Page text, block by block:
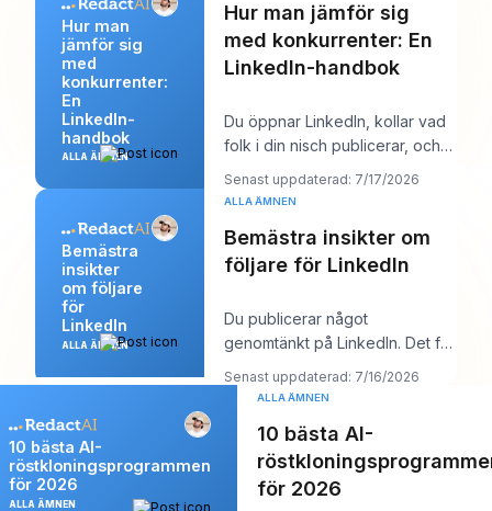
Hur man
jämför sig
med
konkurrenter:
En
LinkedIn-
handbok
ALLA ÄMNEN
Hur man jämför sig
med konkurrenter: En
LinkedIn-handbok
Du öppnar LinkedIn, kollar vad
folk i din nisch publicerar, och
inom tio minuter har du en rörig
men
Senast uppdaterad: 7/17/2026
Bemästra
insikter
om följare
för
LinkedIn
ALLA ÄMNEN
ALLA ÄMNEN
Bemästra insikter om
följare för LinkedIn
Du publicerar något
genomtänkt på LinkedIn. Det får
några gilla-markeringar, kanske
en kommentar frå
Senast uppdaterad: 7/16/2026
10 bästa AI-
röstkloningsprogrammen
för 2026
ALLA ÄMNEN
ALLA ÄMNEN
10 bästa AI-
för 2026